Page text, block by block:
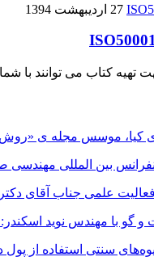
27 اردیبهشت 1394
با شماره های زیر تماس حاصل
کیا، موسس مجله ی
مهندسی صنایع تا ۳۱ شهریور
علمی جناب آقای دکتر علینقی
گو با مهندس نوید
سنتی استفاده از پول